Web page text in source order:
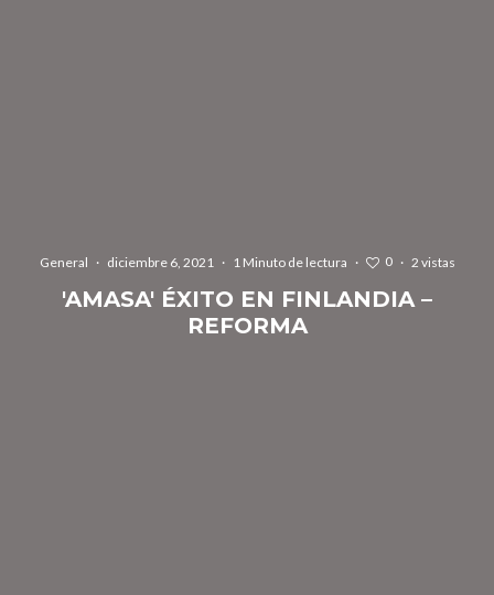
General · diciembre 6, 2021 · 1 Minuto de lectura · 0 · 2 vistas
'AMASA' ÉXITO EN FINLANDIA –
REFORMA